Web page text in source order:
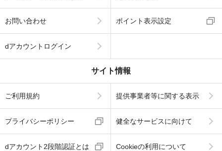
お問い合わせ ポイント表示設定
dアカウントログイン
サイト情報
ご利用規約 提供事業者等に関する表示
プライバシーポリシー 健全なサービスに向けて
dアカウント2段階認証とは Cookieの利用について